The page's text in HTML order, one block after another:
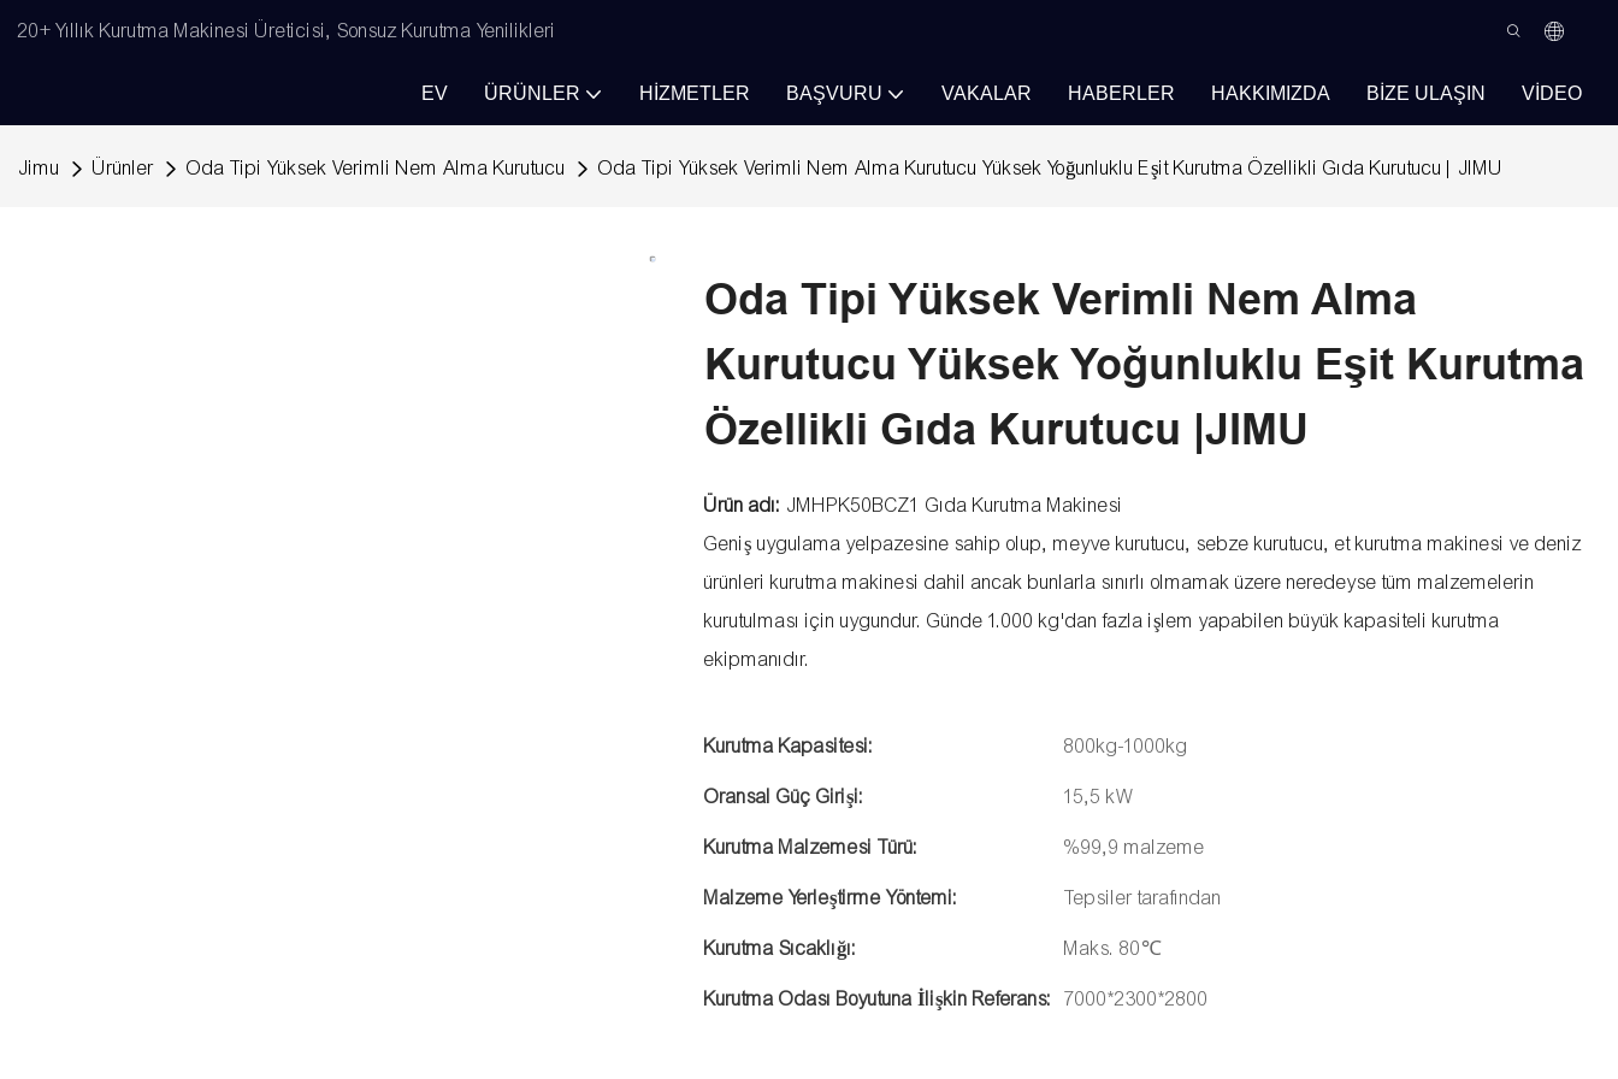
20+ Yıllık Kurutma Makinesi Üreticisi, Sonsuz Kurutma Yenilikleri
EV ÜRÜNLER HIZMETLER BAŞVURU VAKALAR HABERLER HAKKIMIZDA BIZE ULAŞIN VIDEO
Jimu Ürünler Oda Tipi Yüksek Verimli Nem Alma Kurutucu Oda Tipi Yüksek Verimli Nem Alma Kurutucu Yüksek Yoğunluklu Eşit Kurutma Özellikli Gıda Kurutucu |JIMU
Oda Tipi Yüksek Verimli Nem Alma
Kurutucu Yüksek Yoğunluklu Eşit Kurutma
Özellikli Gıda Kurutucu |JIMU
Ürün adı: JMHPK50BCZ1 Gıda Kurutma Makinesi
Geniş uygulama yelpazesine sahip olup, meyve kurutucu, sebze kurutucu, et kurutma makinesi ve deniz
ürünleri kurutma makinesi dahil ancak bunlarla sınırlı olmamak üzere neredeyse tüm malzemelerin
kurutulması için uygundur. Günde 1.000 kg'dan fazla işlem yapabilen büyük kapasiteli kurutma
ekipmanıdır.
Kurutma Kapasitesi: 800kg-1000kg
Oransal Güç Girişi: 15,5 kW
Kurutma Malzemesi Türü: %99,9 malzeme
Malzeme Yerleştirme Yöntemi: Tepsiler tarafından
Kurutma Sıcaklığı: Maks. 80℃
Kurutma Odası Boyutuna İlişkin Referans: 7000*2300*2800